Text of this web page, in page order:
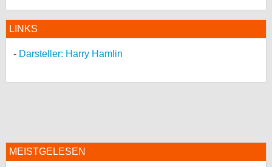
LINKS
Darsteller: Harry Hamlin
MEISTGELESEN